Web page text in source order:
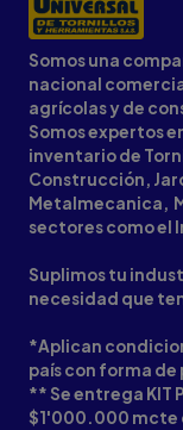
Somos una
nacional
agrícolas y de
Somos expertos
inventario de
Construcción,
Metalmecanica,
sectores como el
Suplimos tu
necesidad que
*Aplican
país con forma
** Se entrega KIT
$1'000.000 mcte